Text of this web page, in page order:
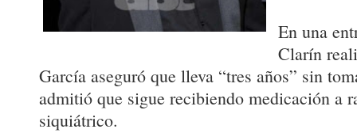
En una
Clarín
García aseguró que lleva “tres años” sin
admitió que sigue recibiendo medicación a
siquiátrico.